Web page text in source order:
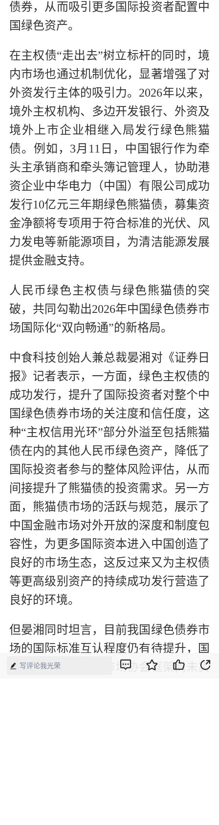
债券，从而吸引更多国际投资者配置中
国绿色资产。
在主权债“走出去”树立标杆的同时，境
内市场也通过机制优化，显著增强了对
外资发行主体的吸引力。2026年以来，
境外主权机构、多边开发银行、外资及
境外上市企业相继入局发行绿色熊猫
债。例如，3月11日，中国银行作为牵
头主承销商和牵头簿记管理人，协助港
资企业中华电力（中国）有限公司成功
发行10亿元三年期绿色熊猫债，募集资
金净额将专项用于符合标准的光伏、风
力发电等新能源项目，为清洁能源发展
提供金融支持。
人民币绿色主权债与绿色熊猫债的突
破，共同勾勒出2026年中国绿色债券市
场国际化“双向畅通”的新格局。
中食科技创始人兼总裁晏湘对《证券日
报》记者表示，一方面，绿色主权债的
成功发行，提升了国际投资者对整个中
国绿色债券市场的关注度和信任度，这
种“主权信用光环”部分外溢至包括熊猫
债在内的其他人民币绿色资产，降低了
国际投资者参与的整体风险评估，从而
间接提升了熊猫债的投资需求。另一方
面，熊猫债市场的活跃与规范，展示了
中国金融市场对外开放的深度和制度包
容性，为更多国际资本进入中国创造了
良好的市场生态，这反过来又为主权债
等更高级别资产的持续成功发行营造了
良好的环境。
但晏湘同时坦言，目前我国绿色债券市
场的国际标准互认程度仍有待提升，国
内规则与国际资本市场协会框架尚未实
写评论我光荣